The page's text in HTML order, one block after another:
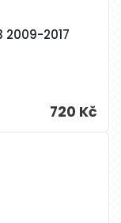
2017
720 Kč